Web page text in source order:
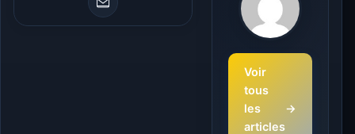
Voir
tous
les
articles
→